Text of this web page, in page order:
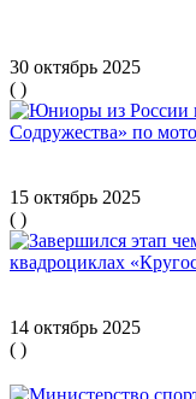
30 октябрь 2025
( )
15 октябрь 2025
( )
14 октябрь 2025
( )